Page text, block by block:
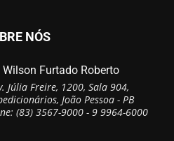
NÓS
Wilson Furtado Roberto
Júlia Freire, 1200, Sala 904,
João Pessoa - PB
(83) 3567-9000 - 9 9964-6000